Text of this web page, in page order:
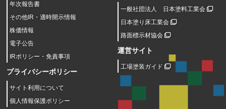
年次報告書
その他IR・適時開示情報
株価情報
電子公告
IRポリシー・免責事項
プライバシーポリシー
サイト利用について
個人情報保護ポリシー
一般社団法人 日本塗料工業会
日本塗り床工業会
路面標示材協会
運営サイト
工場塗装ガイド